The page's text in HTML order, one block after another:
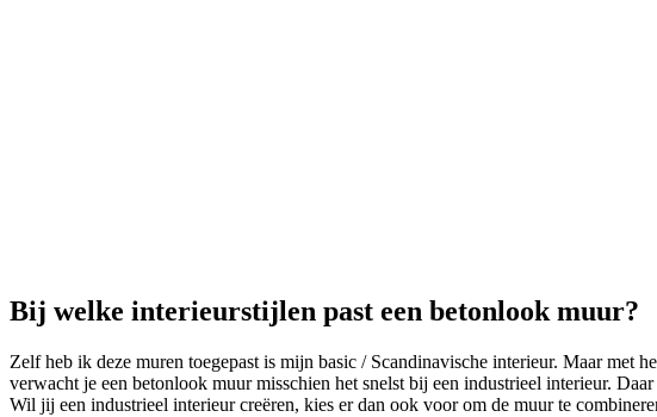
Bij welke interieurstijlen past een betonlook muur?
Zelf heb ik deze muren toegepast is mijn basic / Scandinavische interieur. Maar met
verwacht je een betonlook muur misschien het snelst bij een industrieel interieur.
Wil jij een industrieel interieur creëren, kies er dan ook voor om de muur te